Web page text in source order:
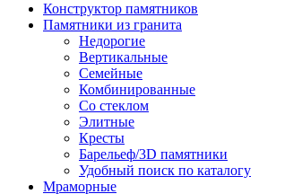
Конструктор памятников
Памятники из гранита
Недорогие
Вертикальные
Семейные
Комбинированные
Со стеклом
Элитные
Кресты
Барельеф/3D памятники
Удобный поиск по каталогу
Мраморные